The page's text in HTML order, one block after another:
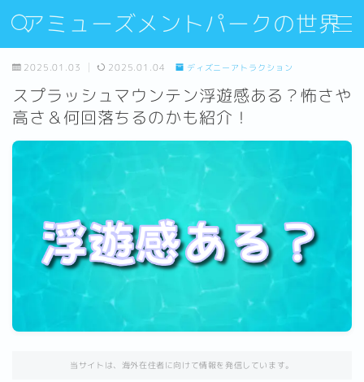
アミューズメントパークの世界
MENU
Sitemap
About Us
2025.01.03 2025.01.04 ディズニーアトラクション
スプラッシュマウンテン浮遊感ある？怖さや
高さ＆何回落ちるのかも紹介！
当サイトは、海外在住者に向けて情報を発信しています。